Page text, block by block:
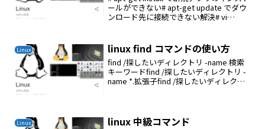
ールができない# apt-get update でダウ
ンロード先に接続できない解決# vi
Linux linux find コマンドの使い方
find /探したいディレクトリ -name 検索
キーワードfind /探したいディレクトリ -
name *.拡張子find /探したいディレクト
Linux linux 中級コマンド